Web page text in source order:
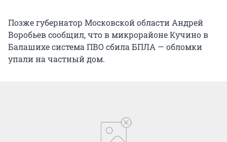
Позже губернатор Московской области Андрей
Воробьев сообщил, что в микрорайоне Кучино в
Балашихе система ПВО сбила БПЛА — обломки
упали на частный дом.